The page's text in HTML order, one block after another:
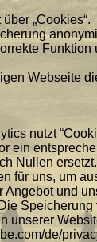
„Cookies“.
Funktion
Webseite
nutzt
ein
Nullen
für uns, um
und
unserer
de/